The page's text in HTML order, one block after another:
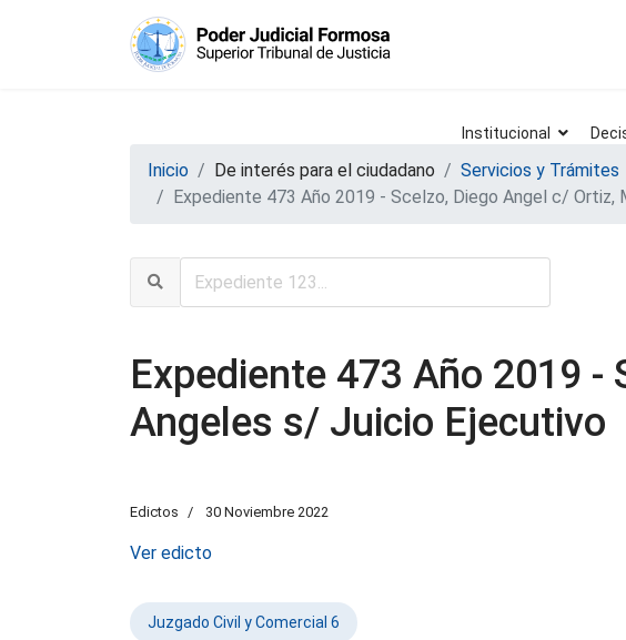
Institucional
Inicio De interés para el ciudadano Servicios y Trámites
Expediente 473 Año 2019 - Scelzo, Diego Angel c/
Expediente 473 Año 2019
Angeles s/ Juicio Ejecutivo
Edictos 30 Noviembre 2022
Ver edicto
Juzgado Civil y Comercial 6